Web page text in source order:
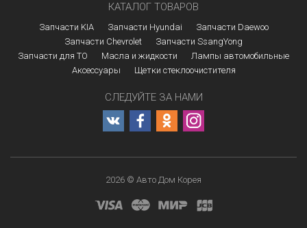
КАТАЛОГ ТОВАРОВ
Запчасти KIA Запчасти Hyundai
Запчасти Daewoo
Запчасти Chevrolet
Запчасти SsangYong
Запчасти для ТО
Масла и жидкости
Лампы автомобильные
Аксессуары
Щетки стеклоочистителя
СЛЕДУЙТЕ ЗА НАМИ
2026 © Авто Дом Корея